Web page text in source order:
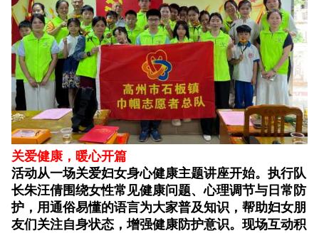
关爱健康，暖心开篇
活动从一场关爱妇女身心健康主题讲座开始。执行队
长朱汪倩围绕女性常见健康问题、心理调节与日常防
护，用通俗易懂的语言为大家普及知识，帮助妇女朋
友们关注自身状态，增强健康防护意识。现场互动积